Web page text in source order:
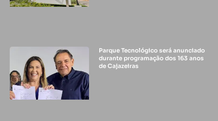
Parque Tecnológico será anunciado
durante programação dos 163 anos
de Cajazeiras